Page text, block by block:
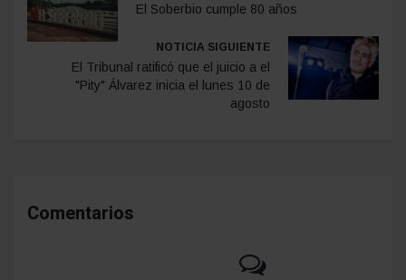
El Soberbio cumple 80 años
NOTICIA SIGUIENTE
El Tribunal ratificó que el juicio a el
"Pity" Álvarez inicia el lunes 10 de
agosto
Comentarios